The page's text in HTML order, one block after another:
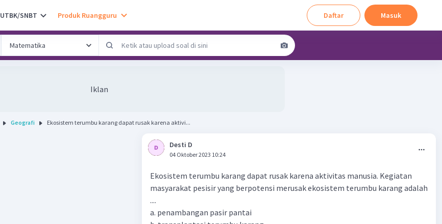
UTBK/SNBT Produk Ruangguru Daftar Masuk
Iklan
Geografi Ekosistem terumbu karang dapat rusak karena aktivi...
Desti D
04 Oktober 2023 10:24
Ekosistem terumbu karang dapat rusak karena aktivitas manusia. Kegiatan
masyarakat pesisir yang berpotensi merusak ekosistem terumbu karang adalah
....
a. penambangan pasir pantai